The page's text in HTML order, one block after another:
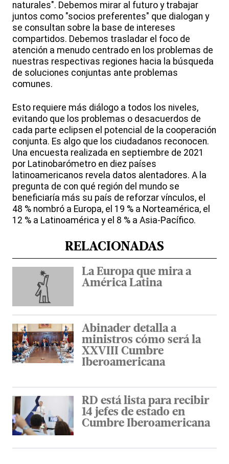
naturales". Debemos mirar al futuro y trabajar
juntos como "socios preferentes" que dialogan y
se consultan sobre la base de intereses
compartidos. Debemos trasladar el foco de
atención a menudo centrado en los problemas de
nuestras respectivas regiones hacia la búsqueda
de soluciones conjuntas ante problemas
comunes.
Esto requiere más diálogo a todos los niveles,
evitando que los problemas o desacuerdos de
cada parte eclipsen el potencial de la cooperación
conjunta. Es algo que los ciudadanos reconocen.
Una encuesta realizada en septiembre de 2021
por Latinobarómetro en diez países
latinoamericanos revela datos alentadores. A la
pregunta de con qué región del mundo se
beneficiaría más su país de reforzar vínculos, el
48 % nombró a Europa, el 19 % a Norteamérica, el
12 % a Latinoamérica y el 8 % a Asia-Pacífico.
RELACIONADAS
La Europa que mira a
América Latina
Abinader detalla a
ministros cómo será la
XXVIII Cumbre
Iberoamericana
RD está lista para recibir
14 jefes de estado en
Cumbre Iberoamericana